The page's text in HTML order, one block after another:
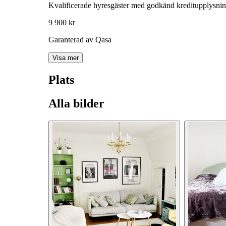
Kvalificerade hyresgäster med godkänd
9 900 kr
Garanterad av Qasa
Visa mer
Plats
Alla bilder